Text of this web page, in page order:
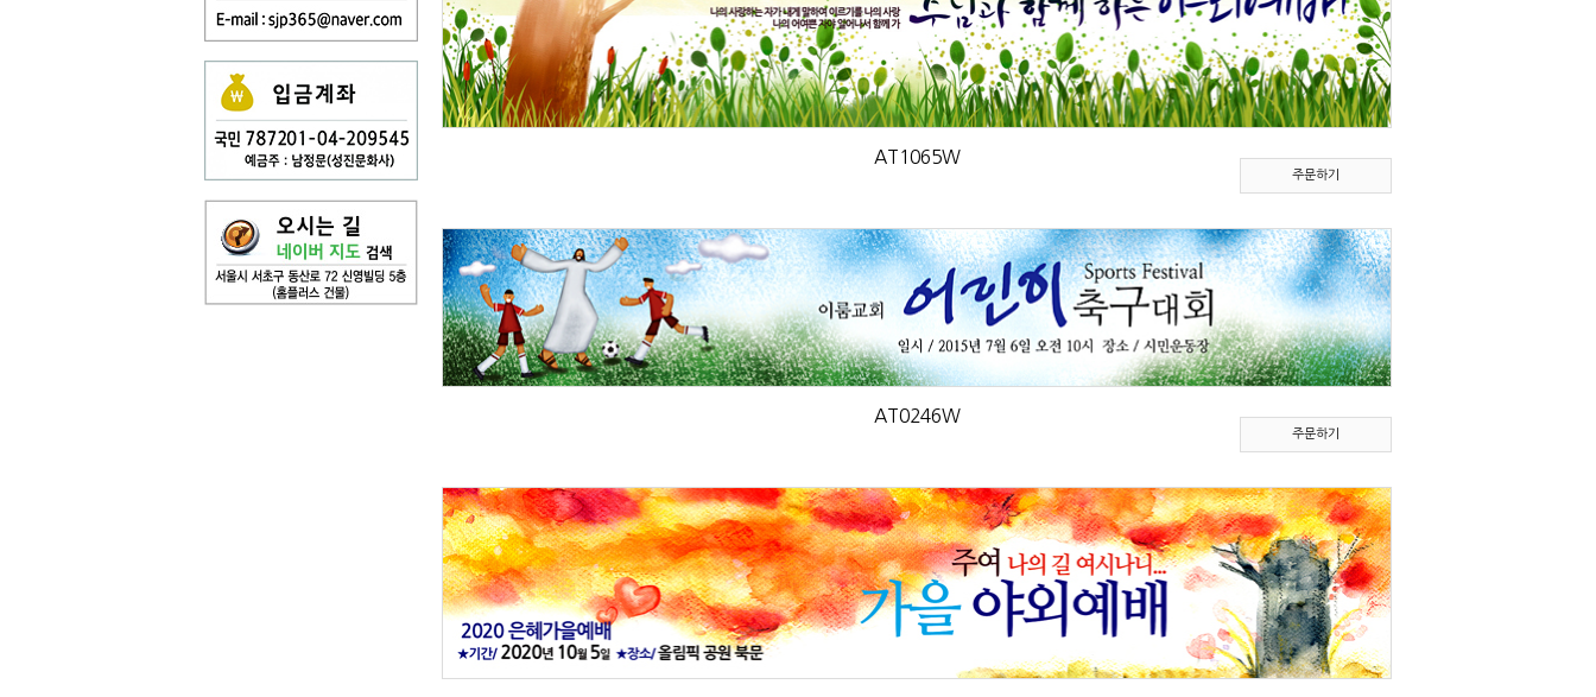
AT1065W
주문하기
AT0246W
주문하기